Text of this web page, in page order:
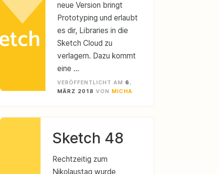
neue Version bringt
Prototyping und erlaubt
es dir, Libraries in die
Sketch Cloud zu
verlagern. Dazu kommt
eine …
VERÖFFENTLICHT AM 6.
MÄRZ 2018 VON MICHA
Sketch 48
Rechtzeitig zum
Nikolaustag wurde